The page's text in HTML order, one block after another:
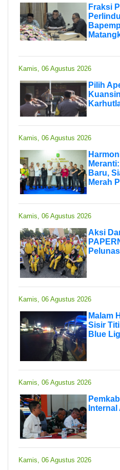
Fraksi
Kamis, 06 Agustus 2026
Pilih
Kamis, 06 Agustus 2026
Baru,
Merah
Kamis, 06 Agustus 2026
Aksi
Kamis, 06 Agustus 2026
Malam
Sisir
Blue
Kamis, 06 Agustus 2026
Kamis, 06 Agustus 2026